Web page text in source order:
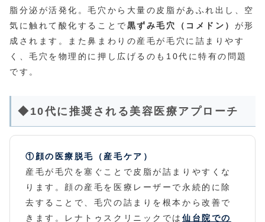
脂分泌が活発化。毛穴から大量の皮脂があふれ出し、空
気に触れて酸化することで黒ずみ毛穴（コメドン） が形
成されます。また鼻まわりの産毛が毛穴に詰まりやす
く、毛穴を物理的に押し広げるのも10代に特有の問題
です。
◆10代に推奨される美容医療アプローチ
①顔の医療脱毛（産毛ケア）
産毛が毛穴を塞ぐことで皮脂が詰まりやすくな
ります。顔の産毛を医療レーザーで永続的に除
去することで、毛穴の詰まりを根本から改善で
きます。レナトゥスクリニックでは 仙台院での